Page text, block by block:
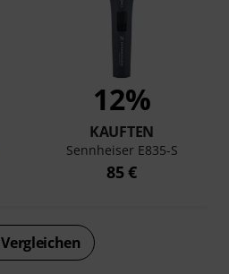
12%
KAUFTEN
Sennheiser E835-S
85 €
Vergleichen